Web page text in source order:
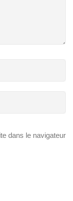
dans le navigateur